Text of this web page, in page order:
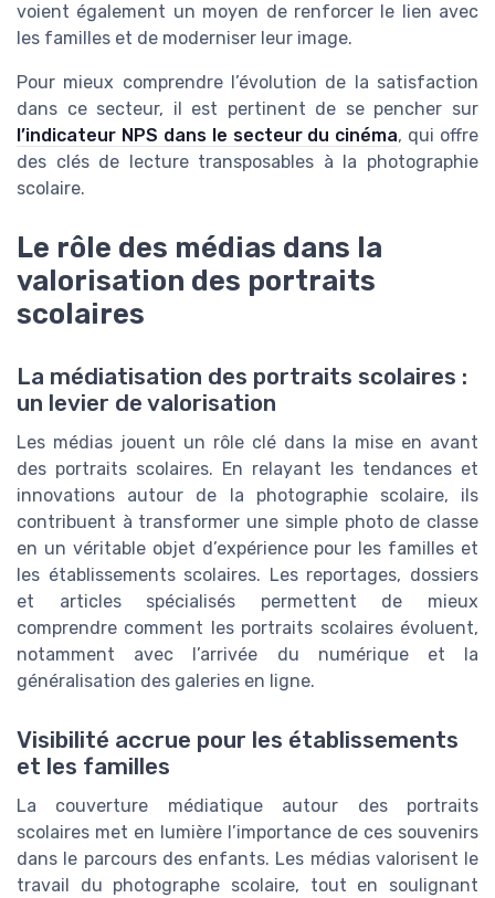
voient également un moyen de renforcer le lien avec
les familles et de moderniser leur image.
Pour mieux comprendre l’évolution de la satisfaction
dans ce secteur, il est pertinent de se pencher sur
l’indicateur NPS dans le secteur du cinéma, qui offre
des clés de lecture transposables à la photographie
scolaire.
Le rôle des médias dans la
valorisation des portraits
scolaires
La médiatisation des portraits scolaires :
un levier de valorisation
Les médias jouent un rôle clé dans la mise en avant
des portraits scolaires. En relayant les tendances et
innovations autour de la photographie scolaire, ils
contribuent à transformer une simple photo de classe
en un véritable objet d’expérience pour les familles et
les établissements scolaires. Les reportages, dossiers
et articles spécialisés permettent de mieux
comprendre comment les portraits scolaires évoluent,
notamment avec l’arrivée du numérique et la
généralisation des galeries en ligne.
Visibilité accrue pour les établissements
et les familles
La couverture médiatique autour des portraits
scolaires met en lumière l’importance de ces souvenirs
dans le parcours des enfants. Les médias valorisent le
travail du photographe scolaire, tout en soulignant